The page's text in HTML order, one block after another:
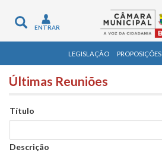
Toggle
navigation
ENTRAR
LEGISLAÇÃO PROPOSIÇÕES
Últimas Reuniões
Título
Descrição